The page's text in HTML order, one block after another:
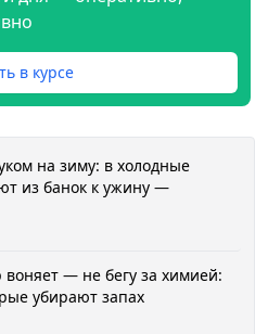
в курсе
на зиму: в холодные
из банок к ужину —
— не бегу за химией:
убирают запах